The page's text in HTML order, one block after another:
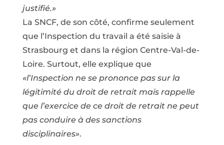
justifié.»
La SNCF, de son côté, confirme seulement
que l’Inspection du travail a été saisie à
Strasbourg et dans la région Centre-Val-de-
Loire. Surtout, elle explique que
«l’Inspection ne se prononce pas sur la
légitimité du droit de retrait mais rappelle
que l’exercice de ce droit de retrait ne peut
pas conduire à des sanctions
disciplinaires».